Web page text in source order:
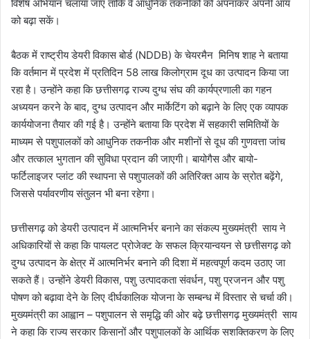
विशेष अभियान चलाया जाए ताकि वे आधुनिक तकनीकों को अपनाकर अपनी आय
को बढ़ा सकें।
बैठक में राष्ट्रीय डेयरी विकास बोर्ड (NDDB) के चेयरमैन मिनिष शाह ने बताया
कि वर्तमान में प्रदेश में प्रतिदिन 58 लाख किलोग्राम दूध का उत्पादन किया जा
रहा है। उन्होंने कहा कि छत्तीसगढ़ राज्य दुग्ध संघ की कार्यप्रणाली का गहन
अध्ययन करने के बाद, दुग्ध उत्पादन और मार्केटिंग को बढ़ाने के लिए एक व्यापक
कार्ययोजना तैयार की गई है। उन्होंने बताया कि प्रदेश में सहकारी समितियों के
माध्यम से पशुपालकों को आधुनिक तकनीक और मशीनों से दूध की गुणवत्ता जांच
और तत्काल भुगतान की सुविधा प्रदान की जाएगी। बायोगैस और बायो-
फर्टिलाइजर प्लांट की स्थापना से पशुपालकों की अतिरिक्त आय के स्रोत बढ़ेंगे,
जिससे पर्यावरणीय संतुलन भी बना रहेगा।
छत्तीसगढ़ को डेयरी उत्पादन में आत्मनिर्भर बनाने का संकल्प मुख्यमंत्री साय ने
अधिकारियों से कहा कि पायलट प्रोजेक्ट के सफल क्रियान्वयन से छत्तीसगढ़ को
दुग्ध उत्पादन के क्षेत्र में आत्मनिर्भर बनाने की दिशा में महत्वपूर्ण कदम उठाए जा
सकते हैं। उन्होंने डेयरी विकास, पशु उत्पादकता संवर्धन, पशु प्रजनन और पशु
पोषण को बढ़ावा देने के लिए दीर्घकालिक योजना के सम्बन्ध में विस्तार से चर्चा की।
मुख्यमंत्री का आह्वान – पशुपालन से समृद्धि की ओर बढ़े छत्तीसगढ़ मुख्यमंत्री साय
ने कहा कि राज्य सरकार किसानों और पशुपालकों के आर्थिक सशक्तिकरण के लिए